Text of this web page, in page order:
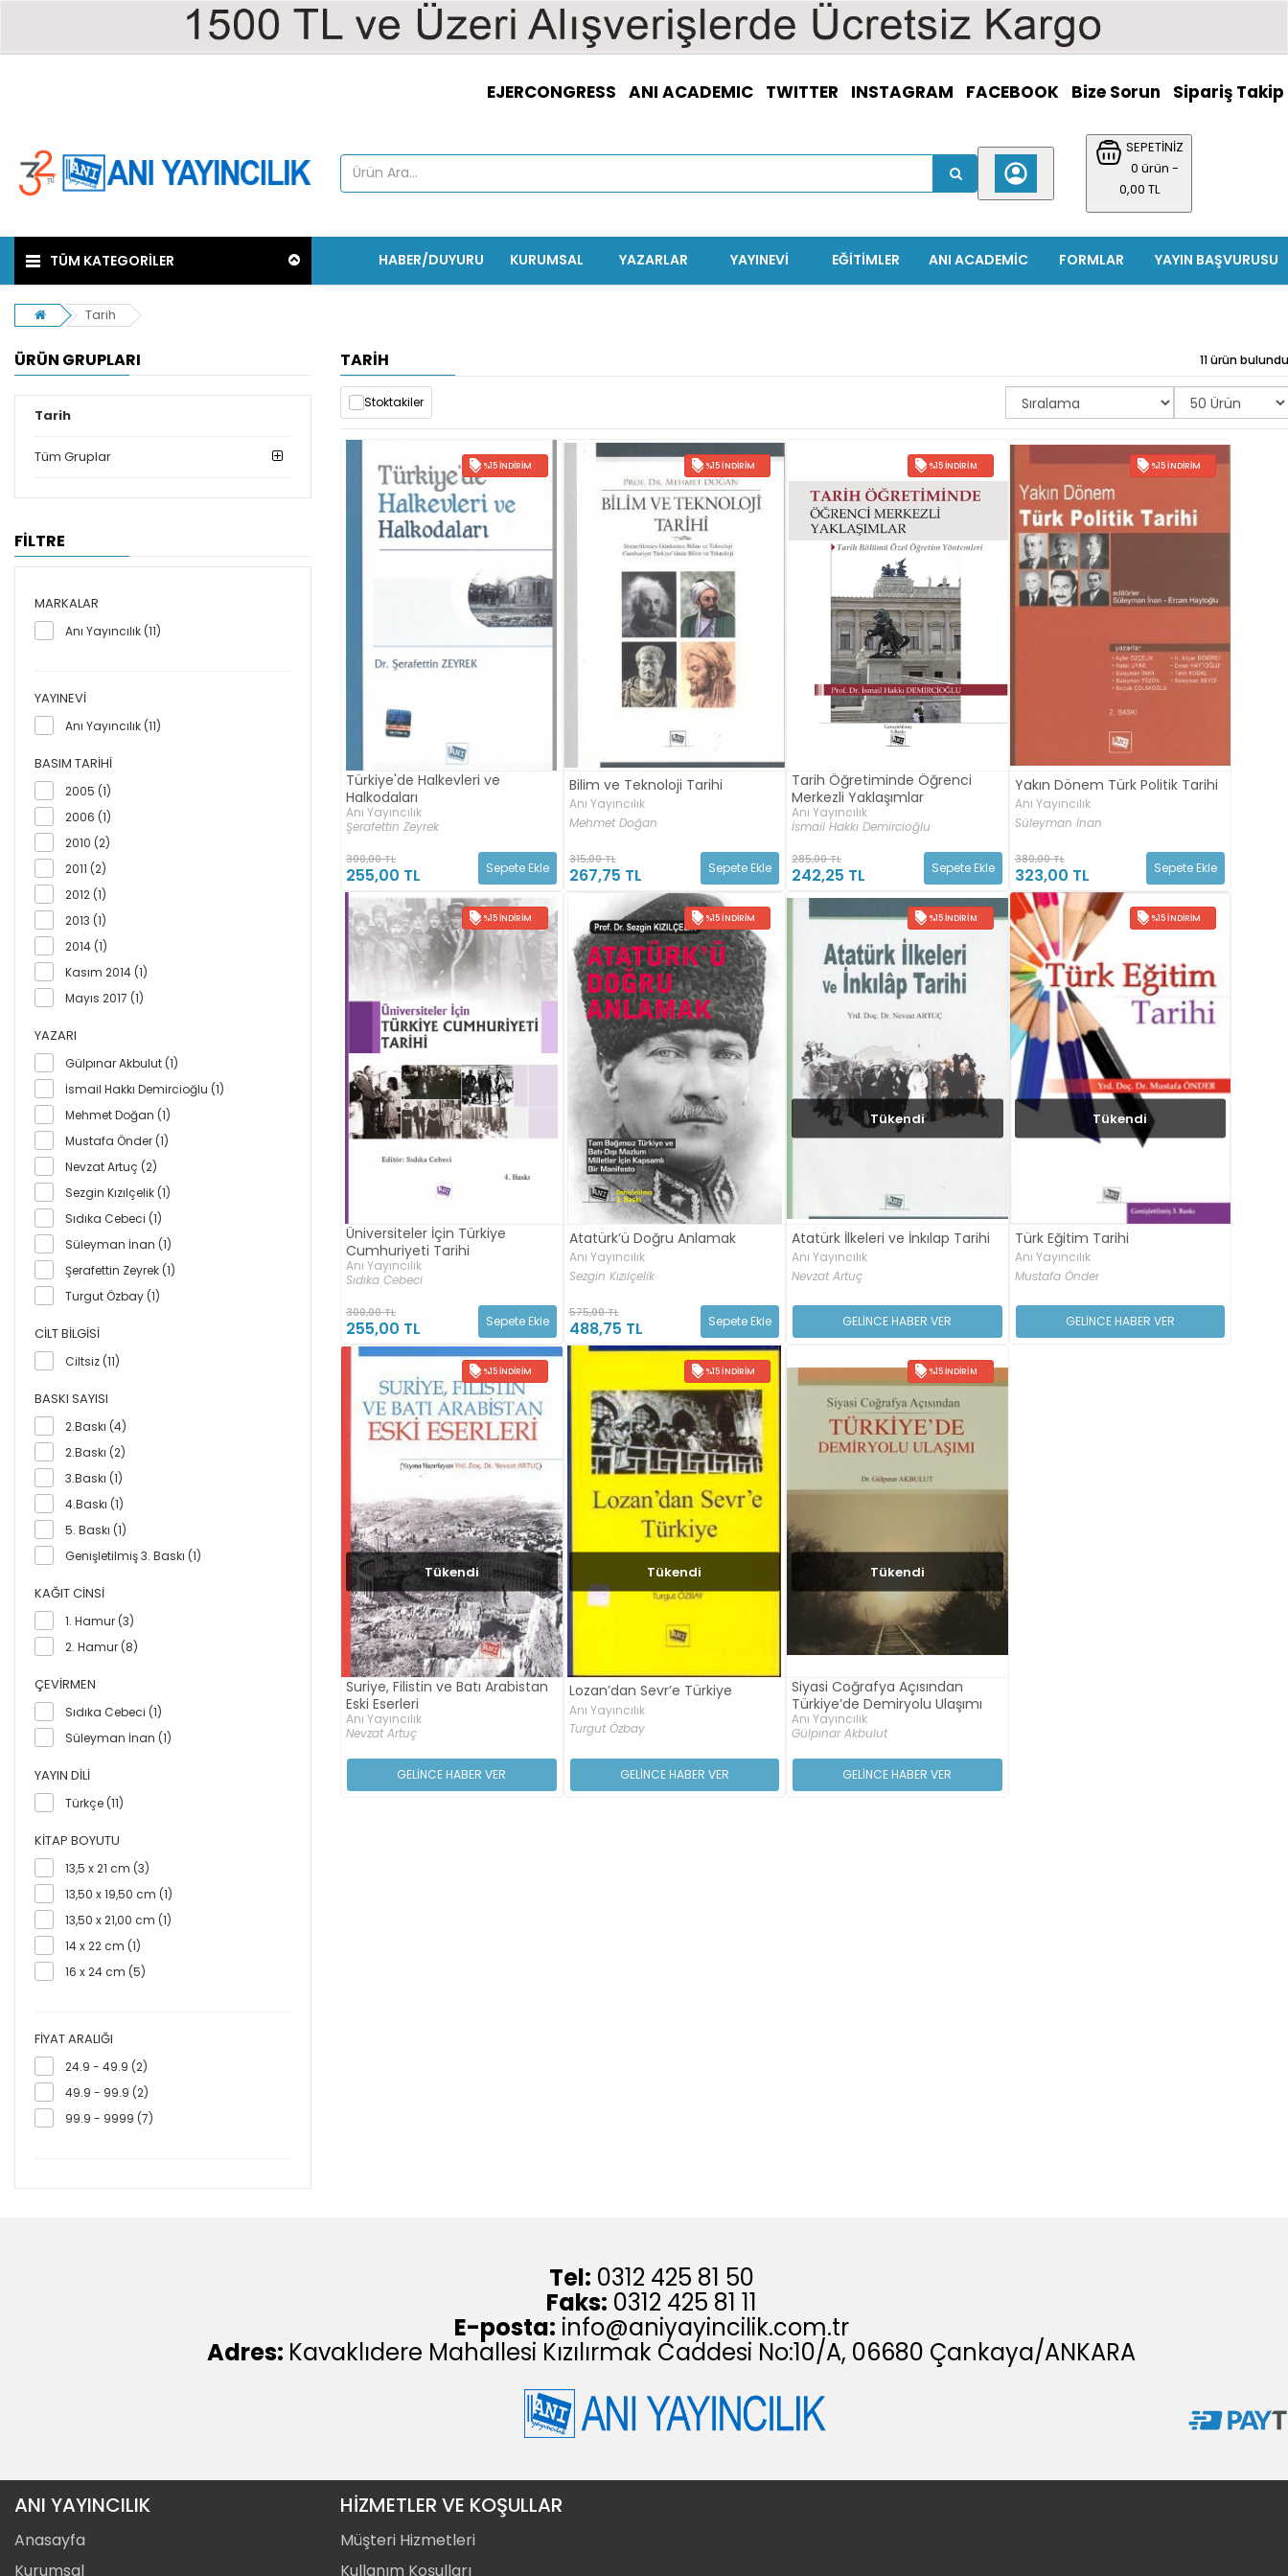
EJERCONGRESS ANI ACADEMIC TWITTER INSTAGRAM FACEBOOK Bize Sorun Sipariş Takip
SEPETİNİZ
0 ürün -
0,00 TL
TÜM KATEGORİLER YAYIN BAŞVURUSU
FORMLAR
ANI ACADEMIC
EĞITIMLER
YAYINEVİ
YAZARLAR
KURUMSAL
HABER/DUYURU
Tarih
ÜRÜN GRUPLARI
Tarih
Tüm Gruplar
FİLTRE
MARKALAR
Anı Yayıncılık (11)
YAYINEVI
Anı Yayıncılık (11)
BASIM TARIHI
2005 (1)
2006 (1)
2010 (2)
2011 (2)
2012 (1)
2013 (1)
2014 (1)
Kasım 2014 (1)
Mayıs 2017 (1)
YAZARI
Gülpınar Akbulut (1)
İsmail Hakkı Demircioğlu (1)
Mehmet Doğan (1)
Mustafa Önder (1)
Nevzat Artuç (2)
Sezgin Kızılçelik (1)
Sıdıka Cebeci (1)
Süleyman İnan (1)
Şerafettin Zeyrek (1)
Turgut Özbay (1)
CILT BILGISI
Ciltsiz (11)
BASKI SAYISI
2.Baskı (4)
2.Baskı (2)
3.Baskı (1)
4.Baskı (1)
5. Baskı (1)
Genişletilmiş 3. Baskı (1)
KAĞIT CINSI
1. Hamur (3)
2. Hamur (8)
ÇEVIRMEN
Sıdıka Cebeci (1)
Süleyman İnan (1)
YAYIN DILI
Türkçe (11)
KITAP BOYUTU
13,5 x 21 cm (3)
13,50 x 19,50 cm (1)
13,50 x 21,00 cm (1)
14 x 22 cm (1)
16 x 24 cm (5)
FIYAT ARALIĞI
24.9 - 49.9 (2)
49.9 - 99.9 (2)
99.9 - 9999 (7)
TARIH 11 ürün bulundu
Stoktakiler
%15 İNDIRIM
Türkiye'de Halkevleri ve
Halkodaları
Anı Yayıncılık
Şerafettin Zeyrek
300,00 TL
255,00 TL Sepete Ekle
%15 İNDIRIM
Bilim ve Teknoloji Tarihi
Anı Yayıncılık
Mehmet Doğan
315,00 TL
267,75 TL Sepete Ekle
%15 İNDIRIM
Tarih Öğretiminde Öğrenci
Merkezli Yaklaşımlar
Anı Yayıncılık
İsmail Hakkı Demircioğlu
285,00 TL
242,25 TL Sepete Ekle
%15 İNDIRIM
Yakın Dönem Türk Politik Tarihi
Anı Yayıncılık
Süleyman İnan
380,00 TL
323,00 TL Sepete Ekle
%15 İNDIRIM
Üniversiteler İçin Türkiye
Cumhuriyeti Tarihi
Anı Yayıncılık
Sıdıka Cebeci
300,00 TL
255,00 TL Sepete Ekle
%15 İNDIRIM
Atatürk’ü Doğru Anlamak
Anı Yayıncılık
Sezgin Kızılçelik
575,00 TL
488,75 TL Sepete Ekle
%15 İNDIRIM
Tükendi
Atatürk İlkeleri ve İnkılap Tarihi
Anı Yayıncılık
Nevzat Artuç
GELİNCE HABER VER
%15 İNDIRIM
Tükendi
Türk Eğitim Tarihi
Anı Yayıncılık
Mustafa Önder
GELİNCE HABER VER
%15 İNDIRIM
Tükendi
Suriye, Filistin ve Batı Arabistan
Eski Eserleri
Anı Yayıncılık
Nevzat Artuç
GELİNCE HABER VER
%15 İNDIRIM
Tükendi
Lozan’dan Sevr’e Türkiye
Anı Yayıncılık
Turgut Özbay
GELİNCE HABER VER
%15 İNDIRIM
Tükendi
Siyasi Coğrafya Açısından
Türkiye’de Demiryolu Ulaşımı
Anı Yayıncılık
Gülpınar Akbulut
GELİNCE HABER VER
Tel: 0312 425 81 50
Faks: 0312 425 81 11
E-posta: info@aniyayincilik.com.tr
Adres: Kavaklıdere Mahallesi Kızılırmak Caddesi No:10/A, 06680 Çankaya/ANKARA
ANI YAYINCILIK
Anasayfa
Kurumsal
HİZMETLER VE KOŞULLAR
Müşteri Hizmetleri
Kullanım Koşulları